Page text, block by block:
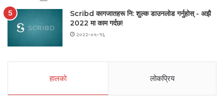
Scribd कागजातहरू नि: शुल्क डाउनलोड गर्नुहोस् - अझै
2022 मा काम गर्दछ!
२०२२-०५-१६
हालको लोकप्रिय